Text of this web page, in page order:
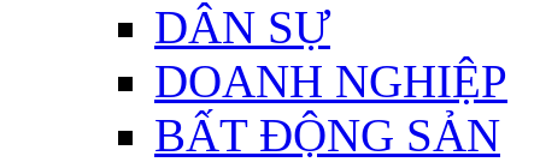
DÂN SỰ
DOANH NGHIỆP
BẤT ĐỘNG SẢN